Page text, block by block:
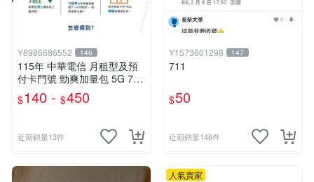
Y8986686552 146
115年 中華電信 月租型及預
付卡門號 勁爽加量包 5G 7G
9G 30天無線上網
$140 - $450
近期銷量13件
Y1573601298 147
711
$50
近期銷量146件
人氣賣家